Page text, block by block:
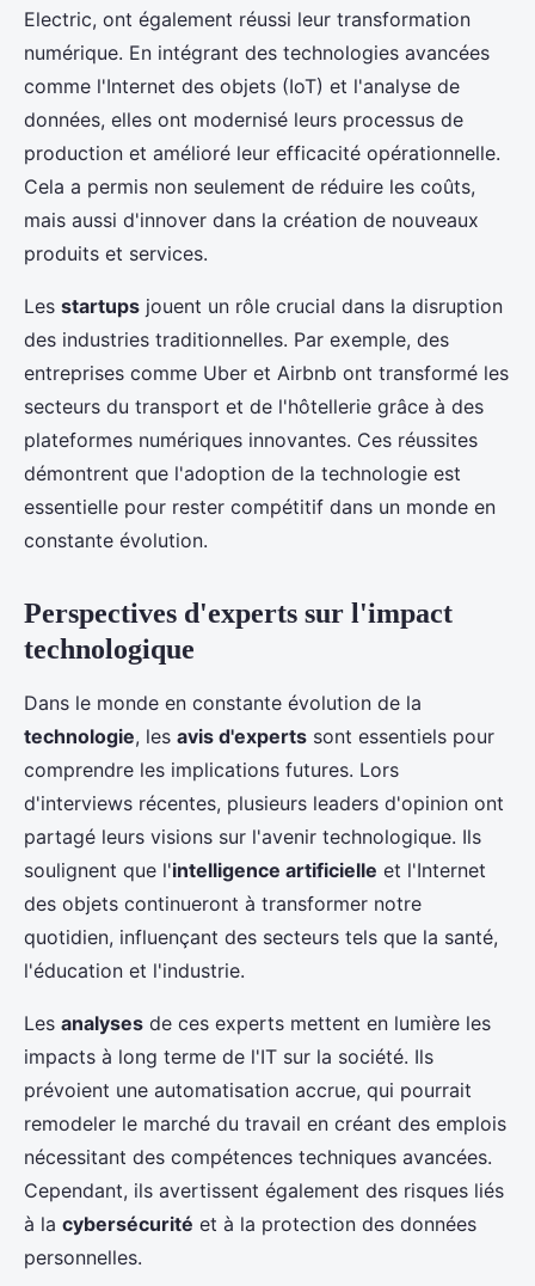
Electric, ont également réussi leur transformation
numérique. En intégrant des technologies avancées
comme l'Internet des objets (IoT) et l'analyse de
données, elles ont modernisé leurs processus de
production et amélioré leur efficacité opérationnelle.
Cela a permis non seulement de réduire les coûts,
mais aussi d'innover dans la création de nouveaux
produits et services.
Les startups jouent un rôle crucial dans la disruption
des industries traditionnelles. Par exemple, des
entreprises comme Uber et Airbnb ont transformé les
secteurs du transport et de l'hôtellerie grâce à des
plateformes numériques innovantes. Ces réussites
démontrent que l'adoption de la technologie est
essentielle pour rester compétitif dans un monde en
constante évolution.
Perspectives d'experts sur l'impact
technologique
Dans le monde en constante évolution de la
technologie, les avis d'experts sont essentiels pour
comprendre les implications futures. Lors
d'interviews récentes, plusieurs leaders d'opinion ont
partagé leurs visions sur l'avenir technologique. Ils
soulignent que l'intelligence artificielle et l'Internet
des objets continueront à transformer notre
quotidien, influençant des secteurs tels que la santé,
l'éducation et l'industrie.
Les analyses de ces experts mettent en lumière les
impacts à long terme de l'IT sur la société. Ils
prévoient une automatisation accrue, qui pourrait
remodeler le marché du travail en créant des emplois
nécessitant des compétences techniques avancées.
Cependant, ils avertissent également des risques liés
à la cybersécurité et à la protection des données
personnelles.